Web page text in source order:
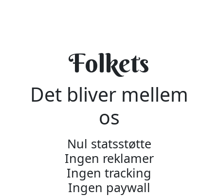
Folkets
Det bliver mellem
os
Nul statsstøtte
Ingen reklamer
Ingen tracking
Ingen paywall